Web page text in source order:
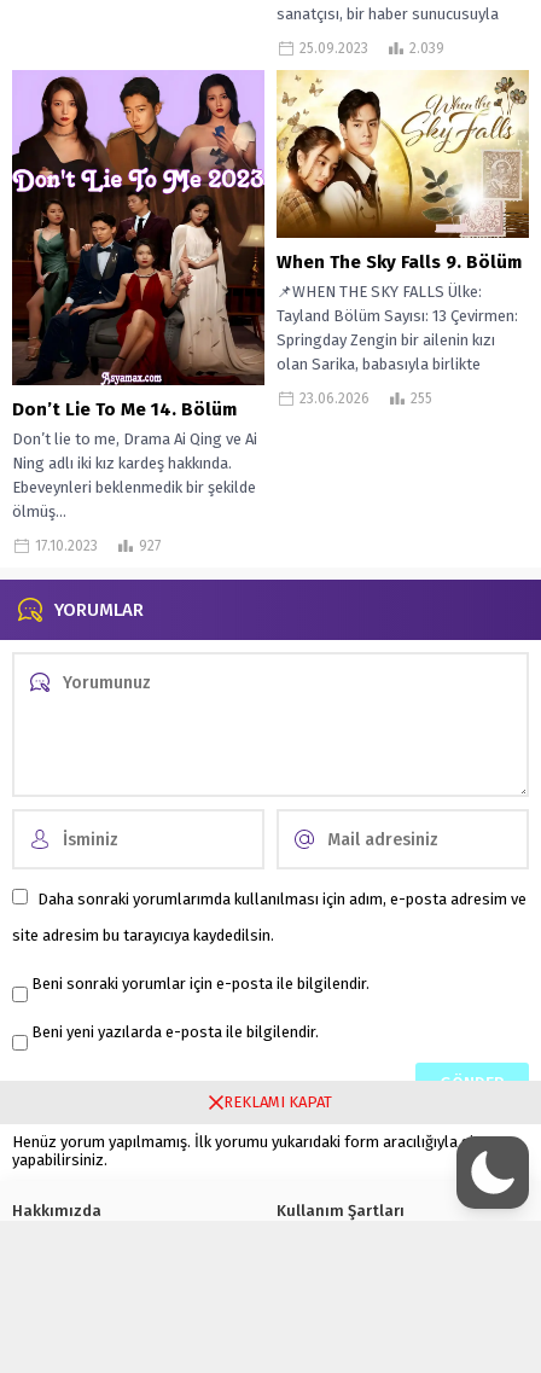
sanatçısı, bir haber sunucusuyla
nişanlıymış gibi davranır, ancak
skandallar...
25.09.2023 2.039
Don’t Lie To Me 14. Bölüm
Don’t lie to me, Drama Ai Qing ve Ai
Ning adlı iki kız kardeş hakkında.
Ebeveynleri beklenmedik bir şekilde
ölmüş...
17.10.2023 927
When The Sky Falls 9. Bölüm
📌WHEN THE SKY FALLS Ülke:
Tayland Bölüm Sayısı: 13 Çevirmen:
Springday Zengin bir ailenin kızı
olan Sarika, babasıyla birlikte
küçük...
23.06.2026 255
YORUMLAR
Daha sonraki yorumlarımda kullanılması için adım, e-posta adresim ve
site adresim bu tarayıcıya kaydedilsin.
Beni sonraki yorumlar için e-posta ile bilgilendir.
Beni yeni yazılarda e-posta ile bilgilendir.
Henüz yorum yapılmamış. İlk yorumu yukarıdaki form aracılığıyla siz
yapabilirsiniz.
Hakkımızda Kullanım Şartları
REKLAMI KAPAT